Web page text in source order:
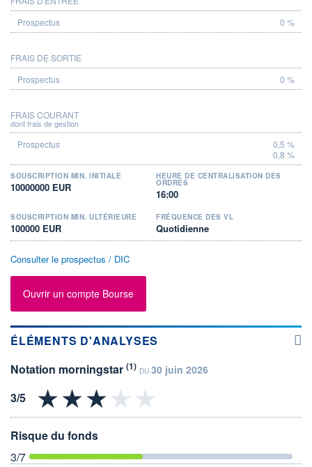
0 %
FRAIS DE SORTIE
0 %
FRAIS COURANT
dont frais de gestion
0,5 %
0,8 %
SOUSCRIPTION MIN. INITIALE
10000000 EUR
HEURE DE CENTRALISATION DES
ORDRES
16:00
SOUSCRIPTION MIN. ULTÉRIEURE
100000 EUR
FRÉQUENCE DES VL
Quotidienne
Consulter le prospectus / DIC
Ouvrir un compte Bourse
ÉLÉMENTS D'ANALYSES
Notation morningstar (1) DU 30 juin 2026
Risque du fonds
3/7